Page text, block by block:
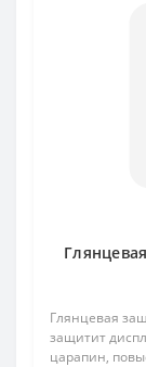
Глянцевая
защитит
царапин,